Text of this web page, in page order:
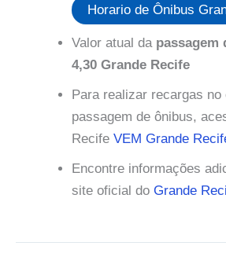
Horario de Ônibus
Valor atual da passagem
4,30 Grande Recife
Para realizar recargas no
passagem de ônibus,
Recife VEM Grande
Encontre informações
site oficial do Grande